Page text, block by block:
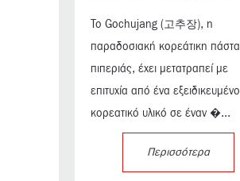
Το Gochujang (고추장), η
παραδοσιακή κορεάτικη πάστα
πιπεριάς, έχει μετατραπεί με
επιτυχία από ένα εξειδικευμένο
κορεατικό υλικό σε έναν �...
Περισσότερα